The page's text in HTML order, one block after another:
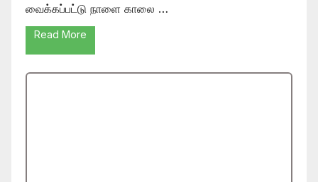
வைக்கப்பட்டு நாளை காலை …
Read More